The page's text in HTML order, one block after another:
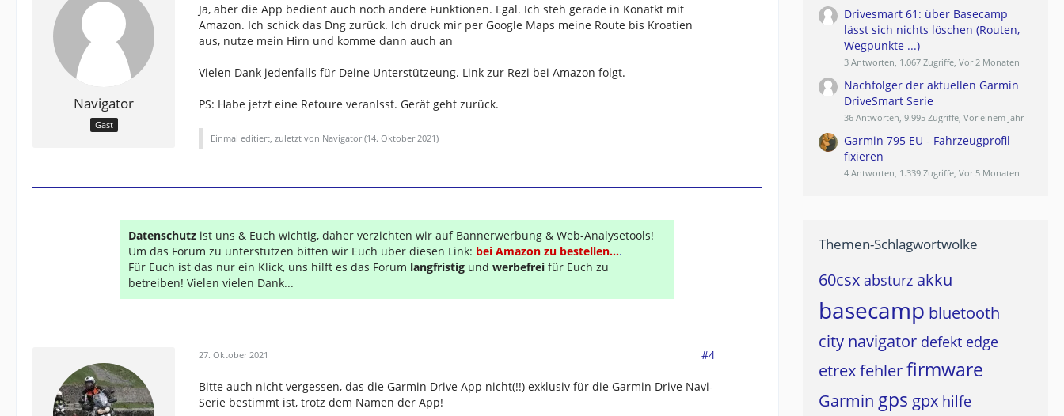
Navigator
Gast
Ja, aber die App bedient auch noch andere Funktionen. Egal. Ich steh gerade in Konatkt mit
Amazon. Ich schick das Dng zurück. Ich druck mir per Google Maps meine Route bis Kroatien
aus, nutze mein Hirn und komme dann auch an
Vielen Dank jedenfalls für Deine Unterstützeung. Link zur Rezi bei Amazon folgt.
PS: Habe jetzt eine Retoure veranlsst. Gerät geht zurück.
Einmal editiert, zuletzt von Navigator (14. Oktober 2021)
Datenschutz ist uns & Euch wichtig, daher verzichten wir auf Bannerwerbung & Web-Analysetools!
Um das Forum zu unterstützen bitten wir Euch über diesen Link: bei Amazon zu bestellen....
Für Euch ist das nur ein Klick, uns hilft es das Forum langfristig und werbefrei für Euch zu
betreiben! Vielen vielen Dank...
27. Oktober 2021 #4
Bitte auch nicht vergessen, das die Garmin Drive App nicht(!!) exklusiv für die Garmin Drive Navi-
Serie bestimmt ist, trotz dem Namen der App!
Drivesmart 61: über Basecamp
lässt sich nichts löschen (Routen,
Wegpunkte ...)
3 Antworten, 1.067 Zugriffe, Vor 2 Monaten
Nachfolger der aktuellen Garmin
DriveSmart Serie
36 Antworten, 9.995 Zugriffe, Vor einem Jahr
Garmin 795 EU - Fahrzeugprofil
fixieren
4 Antworten, 1.339 Zugriffe, Vor 5 Monaten
Themen-Schlagwortwolke
60csx absturz akku
basecamp bluetooth
city navigator defekt edge
etrexfehlerfirmware
Garmin gps gpx hilfe